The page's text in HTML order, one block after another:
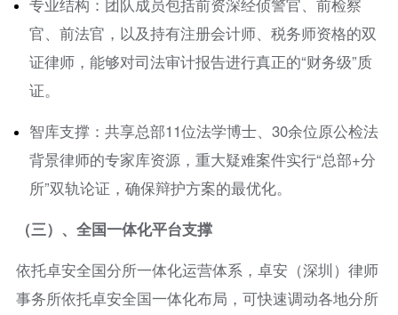
官、前法官，以及持有注册会计师、税务师资格的双
证律师，能够对司法审计报告进行真正的“财务级”质
证。
智库支撑：共享总部11位法学博士、30余位原公检法
背景律师的专家库资源，重大疑难案件实行“总部+分
所”双轨论证，确保辩护方案的最优化。
（三）、 全国一体化平台支撑
依托卓安全国分所一体化运营体系，卓安（深圳）律师
事务所依托卓安全国一体化布局，可快速调动各地分所